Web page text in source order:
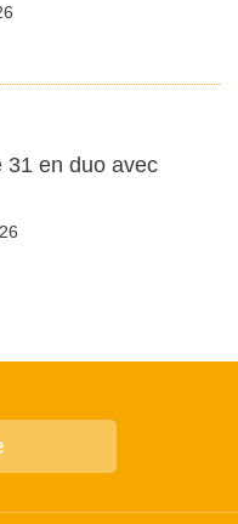
31 en duo avec